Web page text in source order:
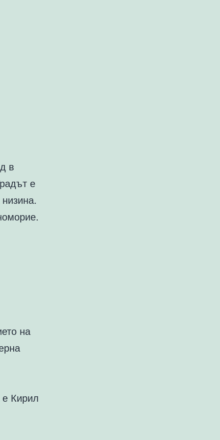
в
е
на
Кирил